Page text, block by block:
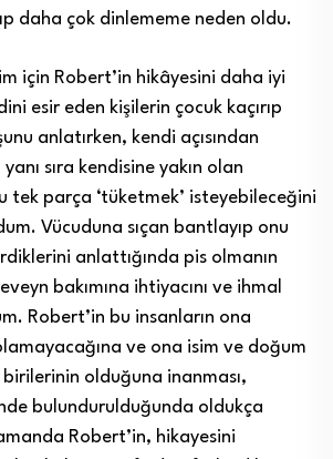
daha çok dinlememe neden oldu.
için Robert’in hikâyesini daha iyi
esir eden kişilerin çocuk kaçırıp
anlatırken, kendi açısından
sıra kendisine yakın olan
tek parça ‘tüketmek’ isteyebileceğini
Vücuduna sıçan bantlayıp onu
anlattığında pis olmanın
bakımına ihtiyacını ve ihmal
Robert’in bu insanların ona
ve ona isim ve doğum
birilerinin olduğuna inanması,
bulundurulduğunda oldukça
Robert’in, hikayesini